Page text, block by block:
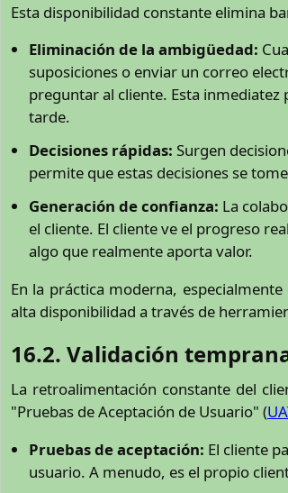
Esta disponibilidad constante elimina
Eliminación de la ambigüedad:
suposiciones o enviar un correo
preguntar al cliente. Esta
tarde.
Decisiones rápidas: Surgen
permite que estas decisiones se
Generación de confianza: La
el cliente. El cliente ve el progreso
algo que realmente aporta valor.
En la práctica moderna,
alta disponibilidad a través de
16.2. Validación
La retroalimentación constante del
"Pruebas de Aceptación de Usuario" (
Pruebas de aceptación: El cliente
usuario. A menudo, es el propio